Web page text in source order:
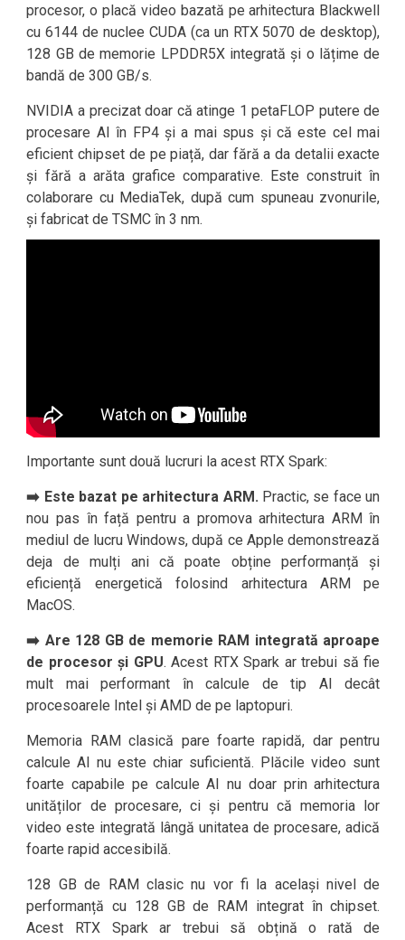
procesor, o placă video bazată pe arhitectura Blackwell
cu 6144 de nuclee CUDA (ca un RTX 5070 de desktop),
128 GB de memorie LPDDR5X integrată și o lățime de
bandă de 300 GB/s.
NVIDIA a precizat doar că atinge 1 petaFLOP putere de
procesare AI în FP4 și a mai spus și că este cel mai
eficient chipset de pe piață, dar fără a da detalii exacte
și fără a arăta grafice comparative. Este construit în
colaborare cu MediaTek, după cum spuneau zvonurile,
și fabricat de TSMC în 3 nm.
Importante sunt două lucruri la acest RTX Spark:
➡️ Este bazat pe arhitectura ARM. Practic, se face un
nou pas în față pentru a promova arhitectura ARM în
mediul de lucru Windows, după ce Apple demonstrează
deja de mulți ani că poate obține performanță și
eficiență energetică folosind arhitectura ARM pe
MacOS.
➡️ Are 128 GB de memorie RAM integrată aproape
de procesor și GPU. Acest RTX Spark ar trebui să fie
mult mai performant în calcule de tip AI decât
procesoarele Intel și AMD de pe laptopuri.
Memoria RAM clasică pare foarte rapidă, dar pentru
calcule AI nu este chiar suficientă. Plăcile video sunt
foarte capabile pe calcule AI nu doar prin arhitectura
unităților de procesare, ci și pentru că memoria lor
video este integrată lângă unitatea de procesare, adică
foarte rapid accesibilă.
128 GB de RAM clasic nu vor fi la același nivel de
performanță cu 128 GB de RAM integrat în chipset.
Acest RTX Spark ar trebui să obțină o rată de